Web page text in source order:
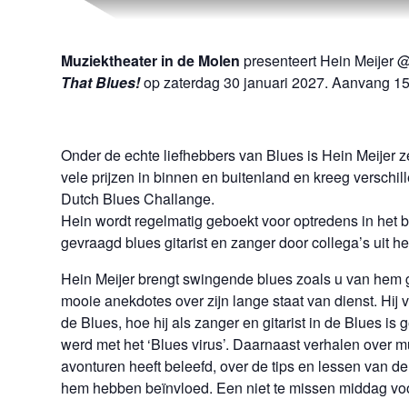
Muziektheater in de Molen presenteert Hein Meijer
That Blues!op zaterdag 30 januari 2027. Aanvang
Onder de echte liefhebbers van Blues is Hein Meijer
vele prijzen in binnen en buitenland en kreeg
Dutch Blues Challange.
Hein wordt regelmatig geboekt voor optredens in het
gevraagd blues gitarist en zanger door collega’s uit
Hein Meijer brengt swingende blues zoals u van hem
mooie anekdotes over zijn lange staat van dienst. Hij
de Blues, hoe hij als zanger en gitarist in de Blues is
werd met het ‘Blues virus’. Daarnaast verhalen over
avonturen heeft beleefd, over de tips en lessen van
hem hebben beïnvloed. Een niet te missen middag